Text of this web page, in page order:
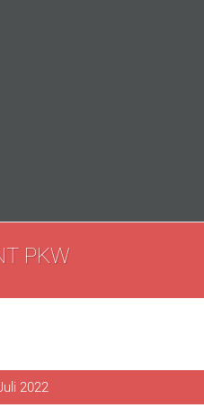
PKW
2022